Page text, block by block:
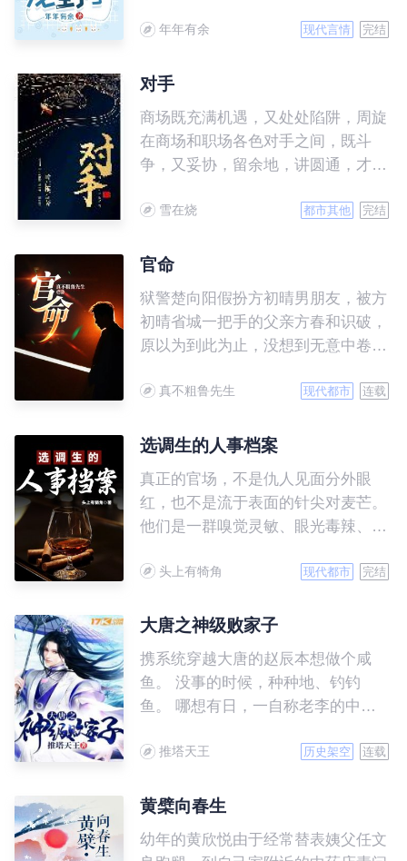
不说就抓紧了活阎王，众人皆等着她
阎王盛宠上天，日子过的风生水起好
在脚底。 众人嘲笑，再得宠整
日也得面对一个又丑又瘫的残废，叶
晚柠淡笑不语。 直到有一天，
佬堵着她在角落亲……
年年有余 现代言情 完结
对手
商场既充满机遇，又处处陷阱，周旋
在商场和职场各色对手之间，既斗
争，又妥协，留余地，讲圆通，才是
雪在烧 都市其他 完结
官命
狱警楚向阳假扮方初晴男朋友，被方
初晴省城一把手的父亲方春和识破，
原以为到此为止，没想到无意中卷入
发生了转折……
真不粗鲁先生 现代都市 连载
选调生的人事档案
真正的官场，不是仇人见面分外眼
红，也不是流于表面的针尖对麦芒。
他们是一群嗅觉灵敏、眼光毒辣、聪
们是一群只要出手，就绝不会让你翻
人。 他们是一个特殊的群体，
没了的摄像机。一团和气下面，藏着
多少永不见天日的秘密。行政夹克里
面，又包裹着多少颗激流暗涌的心。
揭开他们神秘的面纱。
头上有犄角 现代都市 完结
大唐之神级败家子
携系统穿越大唐的赵辰本想做个咸
鱼。 没事的时候，种种地、钓钓
鱼。 哪想有日，一自称老李的中年
太子。 赵辰：“当太子什么的没意
打打铁！” 老李头大手一挥：“打铁好
辰：“不如咱挖运河，造福百姓。” 老
推塔天王 历史架空 连载
黄檗向春生
幼年的黄欣悦由于经常替表姨父任文